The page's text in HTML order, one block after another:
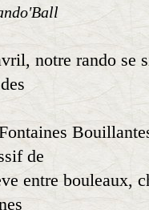
notre rando se
de
entre bouleaux,